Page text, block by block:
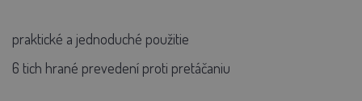
praktické a jednoduché použitie
6 tich hrané prevedení proti pretáčaniu